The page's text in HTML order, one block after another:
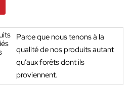
Parce que nous tenons à la
qualité de nos produits autant
qu’aux forêts dont ils
proviennent.